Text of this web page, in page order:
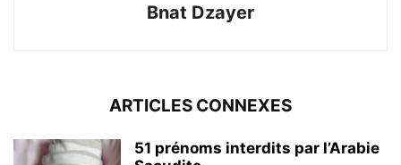
Bnat Dzayer
ARTICLES CONNEXES
51 prénoms interdits par l’Arabie